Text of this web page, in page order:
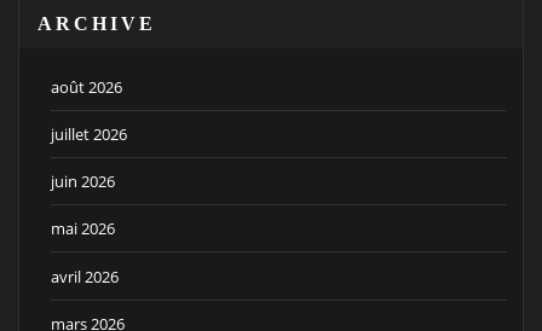
ARCHIVE
août 2026
juillet 2026
juin 2026
mai 2026
avril 2026
mars 2026